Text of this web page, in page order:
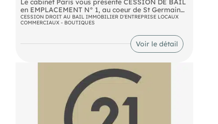
en EMPLACEMENT N° 1, au coeur de St Germain
des Pres, Rue de Seine
- local commercial de 30 m² offrant une belle
Idéal pour Galerie d'art, showroom, Concept
Store, Articles deMode, Bijouterie, Décoration,
Loyer : 3.250 € /Mois + Charges : 57 €/Mois
Prix de cession du Droit Au Bail: 50.000 € +
Honoraires : 10.000 € HT
Votre conseiller (paris 16) : Conseiller vente
CESSION DROIT AU BAIL IMMOBILIER D'ENTREPRISE LOCAUX
COMMERCIAUX - BOUTIQUES
Voir le détail